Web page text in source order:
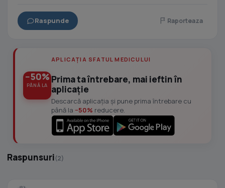
Raspunde Raporteaza
−50%
PÂNĂ LA
APLICAȚIA SFATUL MEDICULUI
Prima ta întrebare, mai ieftin în
aplicație
Descarcă aplicația și pune prima întrebare cu
până la −50% reducere.
Raspunsuri(2)